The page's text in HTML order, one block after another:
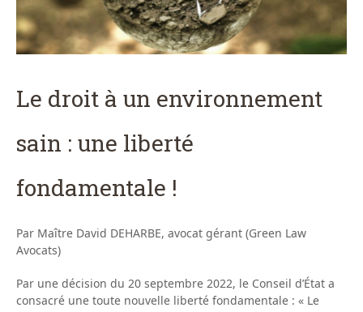
Le droit à un environnement
sain : une liberté
fondamentale !
Par Maître David DEHARBE, avocat gérant (Green Law
Avocats)
Par une décision du 20 septembre 2022, le Conseil d’État a
consacré une toute nouvelle liberté fondamentale : « Le